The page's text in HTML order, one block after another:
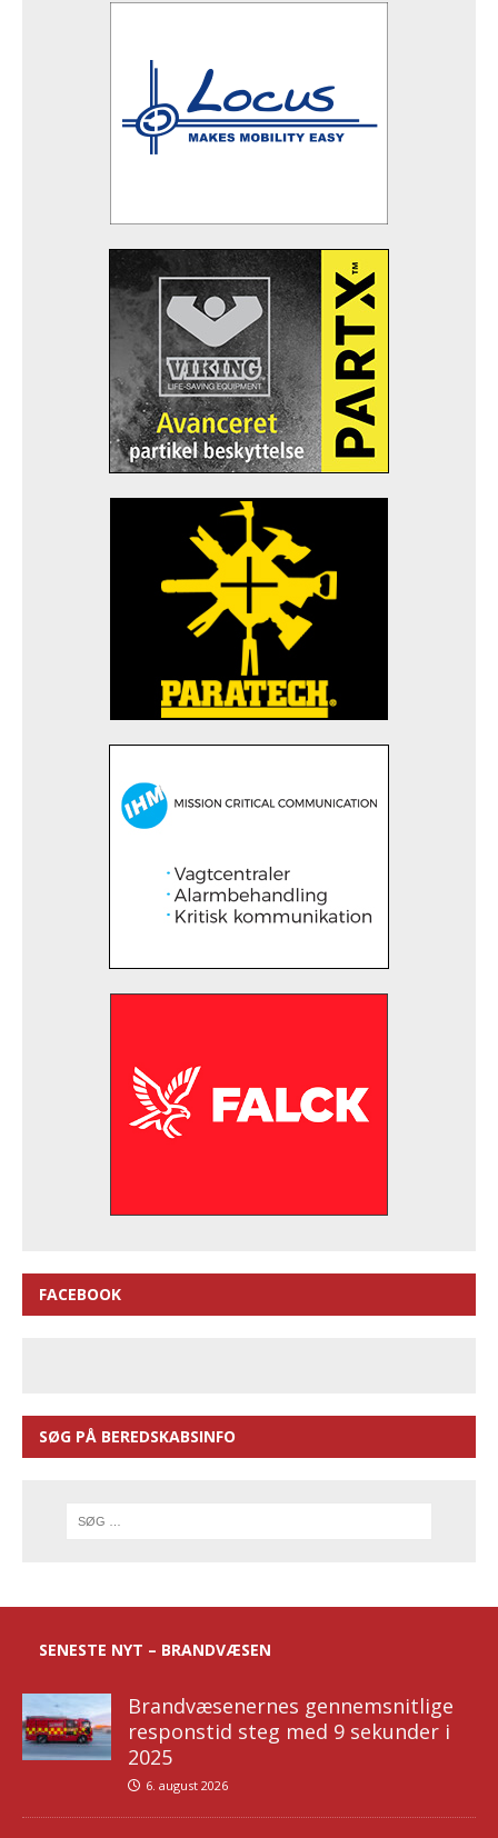
FACEBOOK
SØG PÅ BEREDSKABSINFO
SENESTE NYT – BRANDVÆSEN
Brandvæsenernes gennemsnitlige
responstid steg med 9 sekunder i
2025
6. august 2026